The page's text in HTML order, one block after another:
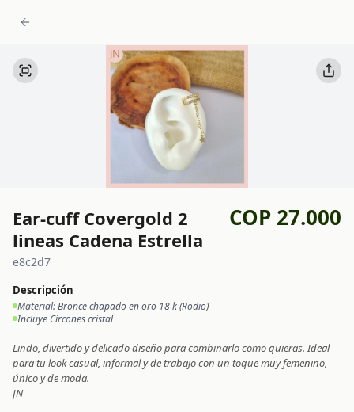
Ear-cuff Covergold 2
lineas Cadena Estrella
COP 27.000
e8c2d7
Descripción
Material: Bronce chapado en oro 18 k (Rodio)
Incluye Circones cristal
Lindo, divertido y delicado diseño para combinarlo como quieras. Ideal
para tu look casual, informal y de trabajo con un toque muy femenino,
único y de moda.
JN